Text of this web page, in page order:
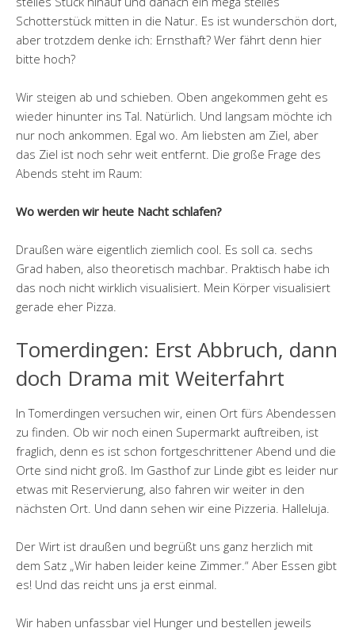
Schotterstück mitten in die Natur. Es ist wunderschön dort,
aber trotzdem denke ich: Ernsthaft? Wer fährt denn hier
bitte hoch?
Wir steigen ab und schieben. Oben angekommen geht es
wieder hinunter ins Tal. Natürlich. Und langsam möchte ich
nur noch ankommen. Egal wo. Am liebsten am Ziel, aber
das Ziel ist noch sehr weit entfernt. Die große Frage des
Abends steht im Raum:
Wo werden wir heute Nacht schlafen?
Draußen wäre eigentlich ziemlich cool. Es soll ca. sechs
Grad haben, also theoretisch machbar. Praktisch habe ich
das noch nicht wirklich visualisiert. Mein Körper visualisiert
gerade eher Pizza.
Tomerdingen: Erst Abbruch, dann
doch Drama mit Weiterfahrt
In Tomerdingen versuchen wir, einen Ort fürs Abendessen
zu finden. Ob wir noch einen Supermarkt auftreiben, ist
fraglich, denn es ist schon fortgeschrittener Abend und die
Orte sind nicht groß. Im Gasthof zur Linde gibt es leider nur
etwas mit Reservierung, also fahren wir weiter in den
nächsten Ort. Und dann sehen wir eine Pizzeria. Halleluja.
Der Wirt ist draußen und begrüßt uns ganz herzlich mit
dem Satz „Wir haben leider keine Zimmer.“ Aber Essen gibt
es! Und das reicht uns ja erst einmal.
Wir haben unfassbar viel Hunger und bestellen jeweils